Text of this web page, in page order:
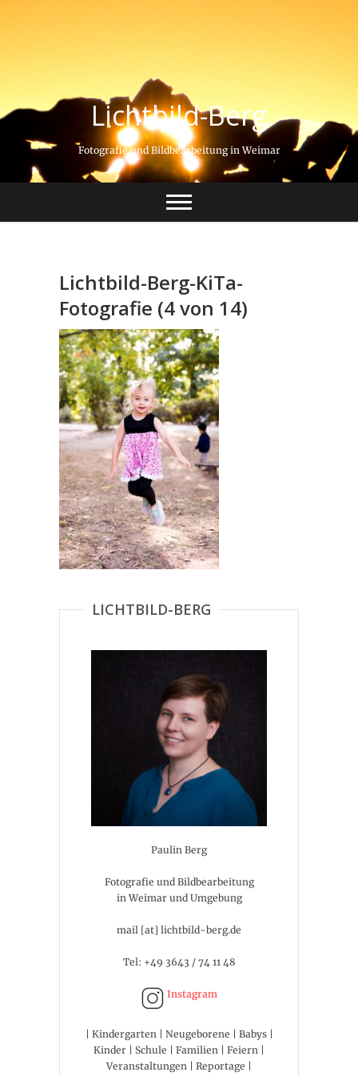
Lichtbild-Berg
Fotografie und Bildbearbeitung in Weimar
Lichtbild-Berg-KiTa-
Fotografie (4 von 14)
LICHTBILD-BERG
Paulin Berg
Fotografie und Bildbearbeitung
in Weimar und Umgebung
mail [at] lichtbild-berg.de
Tel: +49 3643 / 74 11 48
Instagram
| Kindergarten | Neugeborene | Babys |
Kinder | Schule | Familien | Feiern |
Veranstaltungen | Reportage |